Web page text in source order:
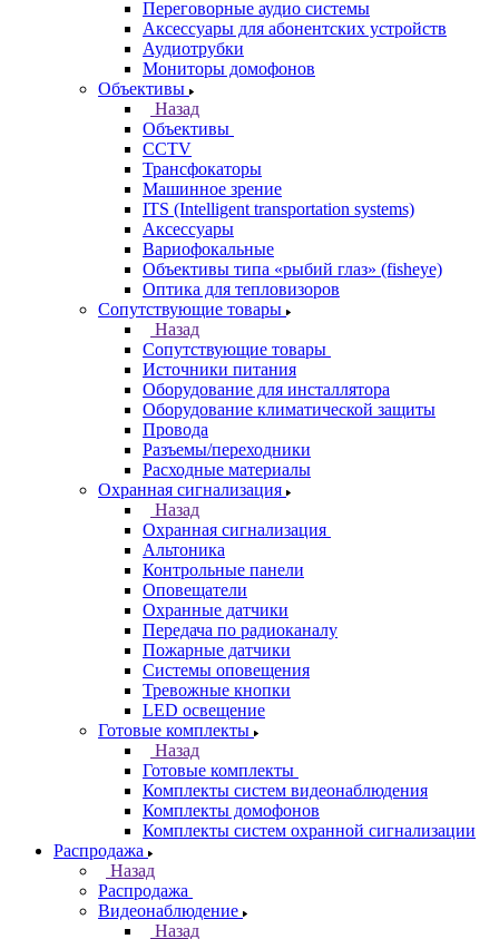
Переговорные аудио системы
Аксессуары для абонентских устройств
Аудиотрубки
Мониторы домофонов
Объективы
Назад
Объективы
CCTV
Трансфокаторы
Машинное зрение
ITS (Intelligent transportation systems)
Аксессуары
Вариофокальные
Объективы типа «рыбий глаз» (fisheye)
Оптика для тепловизоров
Сопутствующие товары
Назад
Сопутствующие товары
Источники питания
Оборудование для инсталлятора
Оборудование климатической защиты
Провода
Разъемы/переходники
Расходные материалы
Охранная сигнализация
Назад
Охранная сигнализация
Альтоника
Контрольные панели
Оповещатели
Охранные датчики
Передача по радиоканалу
Пожарные датчики
Системы оповещения
Тревожные кнопки
LED освещение
Готовые комплекты
Назад
Готовые комплекты
Комплекты систем видеонаблюдения
Комплекты домофонов
Комплекты систем охранной сигнализации
Распродажа
Назад
Распродажа
Видеонаблюдение
Назад